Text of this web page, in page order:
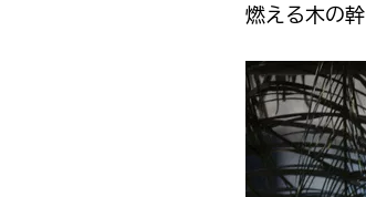
燃える木の幹